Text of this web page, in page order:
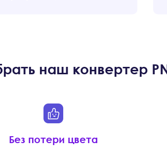
наш конвертер
Без потери цвета